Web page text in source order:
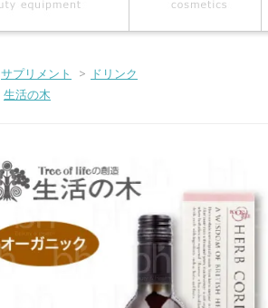
サプリメント > ドリンク
生活の木